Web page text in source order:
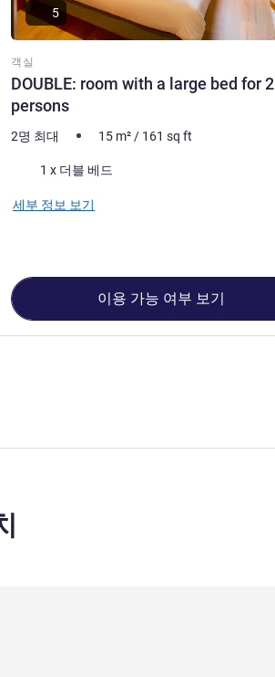
객실
객실
DOUBLE: room with a large bed for 2
persons
5
2명 최대 15 m² / 161 sq ft
1 x 더블 베드
세부 정보 보기
이용 가능 여부 보기